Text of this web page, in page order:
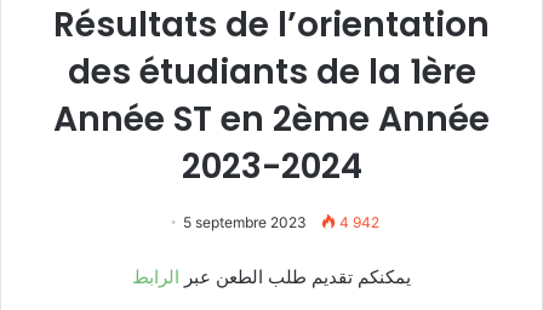
Résultats de l’orientation
des étudiants de la 1ère
Année ST en 2ème Année
2023-2024
5 septembre 2023 4 942
يمكنكم تقديم طلب الطعن عبر الرابط